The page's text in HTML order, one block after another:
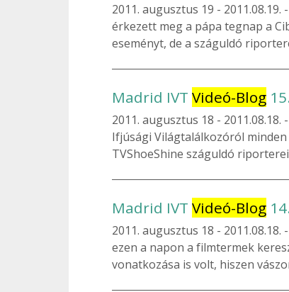
2011. augusztus 19
érkezett meg a pápa tegnap a
eseményt, de a száguldó
Madrid IVT Videó-Blog
2011. augusztus 18
Ifjúsági Világtalálkozóról
TVShoeShine száguldó
Madrid IVT Videó-Blog
2011. augusztus 18
ezen a napon a filmtermek
vonatkozása is volt, hiszen